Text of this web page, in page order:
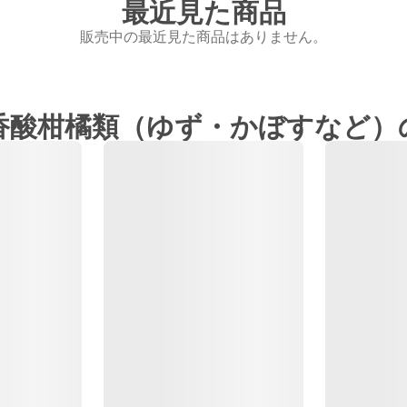
最近見た商品
販売中の最近見た商品はありません。
酸柑橘類（ゆず・かぼすなど）